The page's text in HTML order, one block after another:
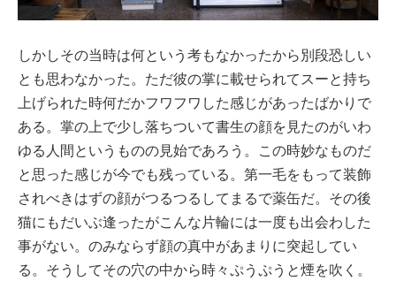
しかしその当時は何という考もなかったから別段恐しい
とも思わなかった。ただ彼の掌に載せられてスーと持ち
上げられた時何だかフワフワした感じがあったばかりで
ある。掌の上で少し落ちついて書生の顔を見たのがいわ
ゆる人間というものの見始であろう。この時妙なものだ
と思った感じが今でも残っている。第一毛をもって装飾
されべきはずの顔がつるつるしてまるで薬缶だ。その後
猫にもだいぶ逢ったがこんな片輪には一度も出会わした
事がない。のみならず顔の真中があまりに突起してい
る。そうしてその穴の中から時々ぷうぷうと煙を吹く。